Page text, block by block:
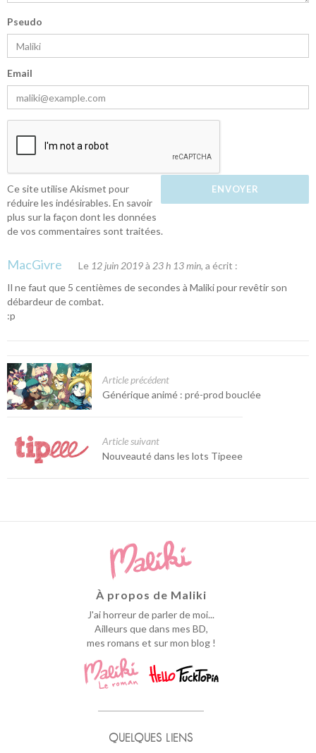
Pseudo
Email
Ce site utilise Akismet pour
réduire les indésirables. En savoir
plus sur la façon dont les données
de vos commentaires sont traitées.
MacGivre Le 12 juin 2019à 23 h 13 min, a écrit :
Il ne faut que 5 centièmes de secondes à Maliki pour revêtir son
débardeur de combat.
:p
Article précédent
Générique animé : pré-prod bouclée
Article suivant
Nouveauté dans les lots Tipeee
À propos de Maliki
J'ai horreur de parler de moi...
Ailleurs que dans mes BD,
mes romans et sur mon blog !
QUELQUES LIENS